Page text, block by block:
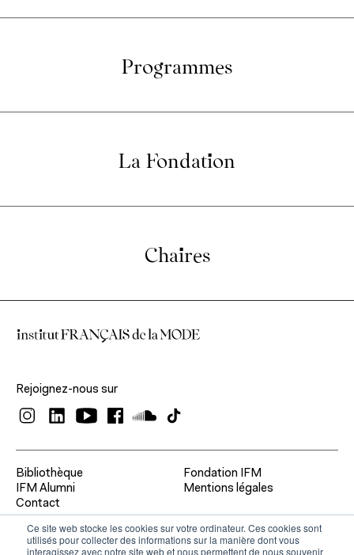
Ce site web stocke les cookies sur votre ordinateur. Ces cookies sont
utilisés pour collecter des informations sur la manière dont vous
interagissez avec notre site web et nous permettent de nous souvenir
À propos
Fondation IFM
Relations entreprises
Programmes
La Fondation
Chaires
Bibliothèque
Fondation IFM
IFM Alumni
Mentions légales
Contact
Rejoignez-nous sur